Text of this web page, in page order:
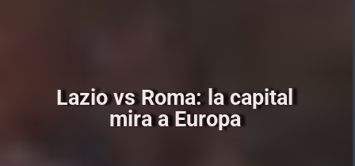
Lazio vs Roma: la capital
mira a Europa